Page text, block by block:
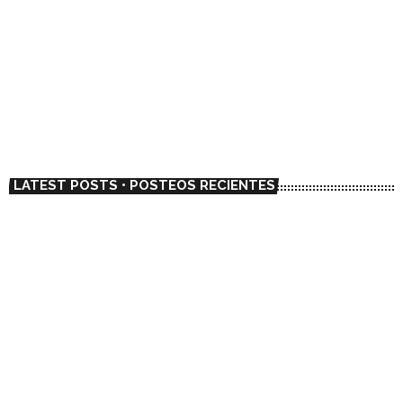
LATEST POSTS • POSTEOS RECIENTES